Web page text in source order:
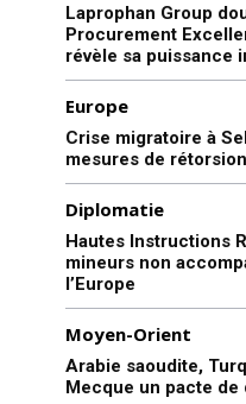
Laprophan Group
Procurement
révèle sa puissance
Europe
Crise migratoire à
mesures de
Diplomatie
Hautes Instructions
mineurs non
l’Europe
Moyen-Orient
Arabie saoudite,
Mecque un pacte